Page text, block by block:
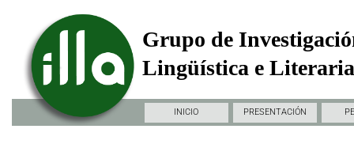
Grupo de
Lingüística e
INICIO PRESENTACIÓN